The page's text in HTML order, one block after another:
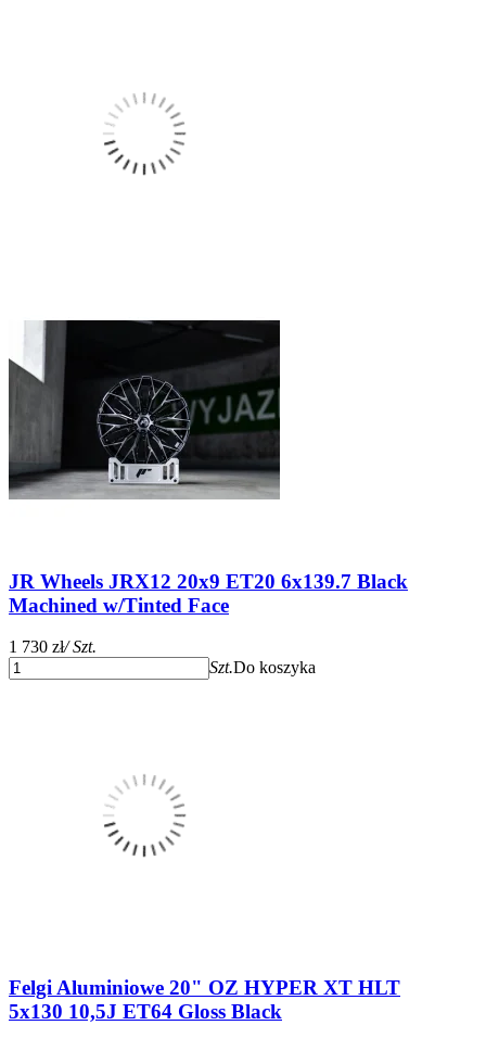
JR Wheels JRX12 20x9 ET20 6x139.7 Black
Machined w/Tinted Face
1 730 zł/ Szt.
Szt.Do koszyka
Felgi Aluminiowe 20" OZ HYPER XT HLT
5x130 10,5J ET64 Gloss Black